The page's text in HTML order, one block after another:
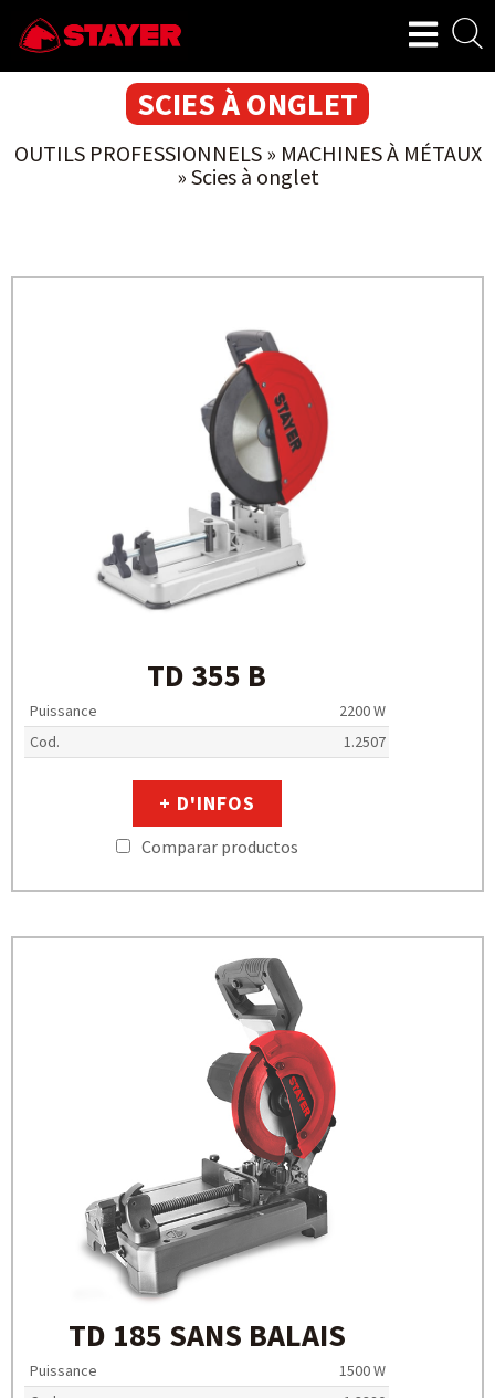
SCIES À ONGLET
OUTILS PROFESSIONNELS» MACHINES À MÉTAUX
» Scies à onglet
TD 355 B
Puissance
2200 W
Cod.
1.2507
+ D'INFOS
Comparar productos
TD 185 SANS BALAIS
Puissance
1500 W